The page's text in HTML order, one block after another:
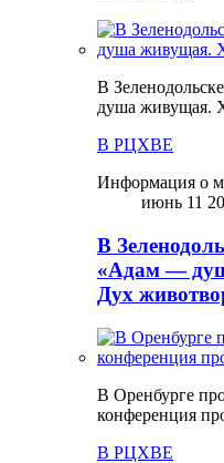
В
душа живущая.
В РЦХВЕ
Информация о
июнь 11
В
«Адам —
Дух
В Оренбурге
конференция
В РЦХВЕ